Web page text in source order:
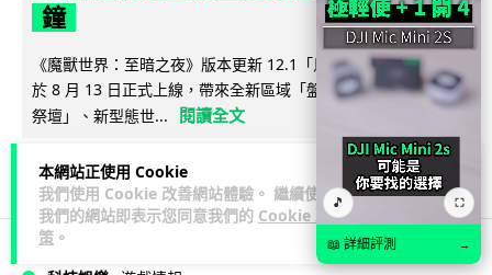
本網站正使用 Cookie
我們使用 Cookie 改善網站體驗。 繼續使用
我們的網站即表示您同意我們的 Cookie 政
策 。
鐘
《魔獸世界：至暗之夜》版本更新 12.1「烏拉特克的詛咒」將
於 8 月 13 日正式上線，帶來全新區域「盤蛇島」、地城「毒牙
祭壇」、新型態世...
閱讀全文
116 分享
🎵 ⛶
📖 詳細評測 →